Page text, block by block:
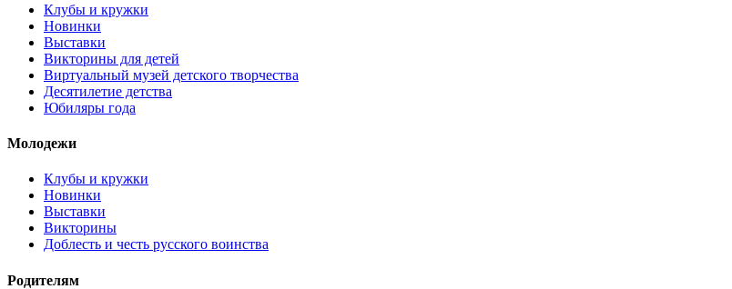
Клубы и кружки
Новинки
Выставки
Викторины для детей
Виртуальный музей детского творчества
Десятилетие детства
Юбиляры года
Молодежи
Клубы и кружки
Новинки
Выставки
Викторины
Доблесть и честь русского воинства
Родителям